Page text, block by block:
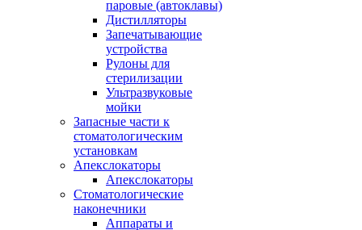
паровые (автоклавы)
Дистилляторы
Запечатывающие
устройства
Рулоны для
стерилизации
Ультразвуковые
мойки
Запасные части к
стоматологическим
установкам
Апекслокаторы
Апекслокаторы
Стоматологические
наконечники
Аппараты и